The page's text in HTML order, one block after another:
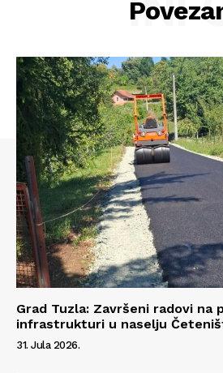
Info
O nama
Kontakt
Impressum
Grad Tuzla: Završeni radovi na
infrastrukturi u naselju
31. Jula 2026.